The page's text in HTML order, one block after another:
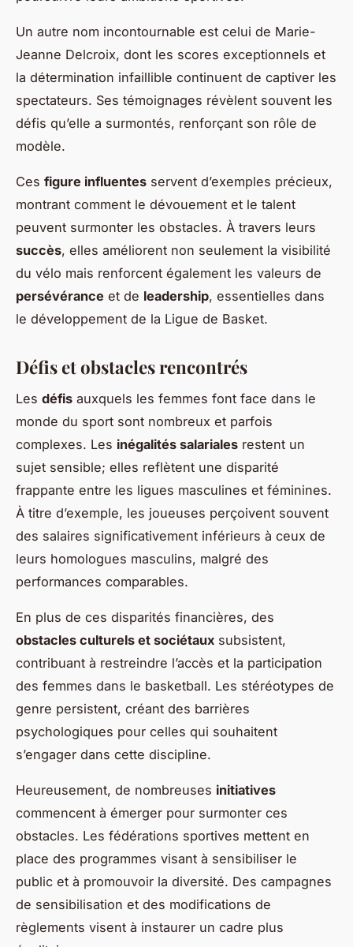
Un autre nom incontournable est celui de Marie-
Jeanne Delcroix, dont les scores exceptionnels et
la détermination infaillible continuent de captiver les
spectateurs. Ses témoignages révèlent souvent les
défis qu’elle a surmontés, renforçant son rôle de
modèle.
Ces figure influentes servent d’exemples précieux,
montrant comment le dévouement et le talent
peuvent surmonter les obstacles. À travers leurs
succès, elles améliorent non seulement la visibilité
du vélo mais renforcent également les valeurs de
persévérance et de leadership, essentielles dans
le développement de la Ligue de Basket.
Défis et obstacles rencontrés
Les défis auxquels les femmes font face dans le
monde du sport sont nombreux et parfois
complexes. Les inégalités salariales restent un
sujet sensible; elles reflètent une disparité
frappante entre les ligues masculines et féminines.
À titre d’exemple, les joueuses perçoivent souvent
des salaires significativement inférieurs à ceux de
leurs homologues masculins, malgré des
performances comparables.
En plus de ces disparités financières, des
obstacles culturels et sociétaux subsistent,
contribuant à restreindre l’accès et la participation
des femmes dans le basketball. Les stéréotypes de
genre persistent, créant des barrières
psychologiques pour celles qui souhaitent
s’engager dans cette discipline.
Heureusement, de nombreuses initiatives
commencent à émerger pour surmonter ces
obstacles. Les fédérations sportives mettent en
place des programmes visant à sensibiliser le
public et à promouvoir la diversité. Des campagnes
de sensibilisation et des modifications de
règlements visent à instaurer un cadre plus